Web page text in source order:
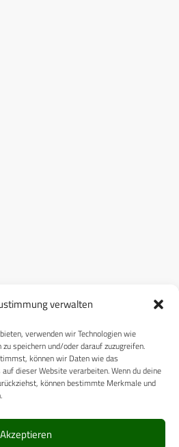
verwalten
verwenden wir Technologien wie
speichern und/oder darauf zuzugreifen.
können wir Daten wie das
dieser Website verarbeiten. Wenn du deine
können bestimmte Merkmale und
Akzeptieren